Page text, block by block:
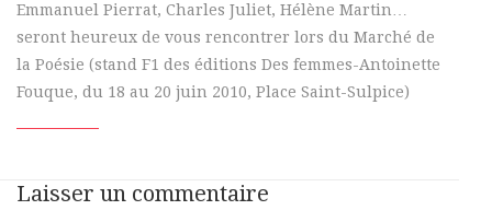
Emmanuel Pierrat, Charles Juliet, Hélène Martin…
seront heureux de vous rencontrer lors du Marché de
la Poésie (stand F1 des éditions Des femmes-Antoinette
Fouque, du 18 au 20 juin 2010, Place Saint-Sulpice)
Laisser un commentaire